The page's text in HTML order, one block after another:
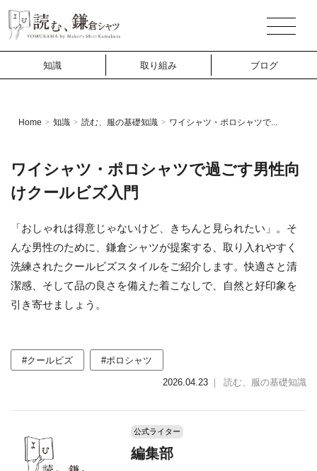
知識 取り組み ブログ
Home > 知識 > 読む、服の基礎知識 > ワイシャツ・ポロシャツで...
ワイシャツ・ポロシャツで過ごす男性向
けクールビズ入門
「おしゃれは得意じゃないけど、きちんと見られたい」。そ
んな男性のために、鎌倉シャツが提案する、取り入れやすく
洗練されたクールビズスタイルをご紹介します。快適さと清
潔感、そして品の良さを備えた着こなしで、自然と好印象を
引き寄せましょう。
#クールビズ #ポロシャツ
2026.04.23 ｜ 読む、服の基礎知識
公式ライター
編集部